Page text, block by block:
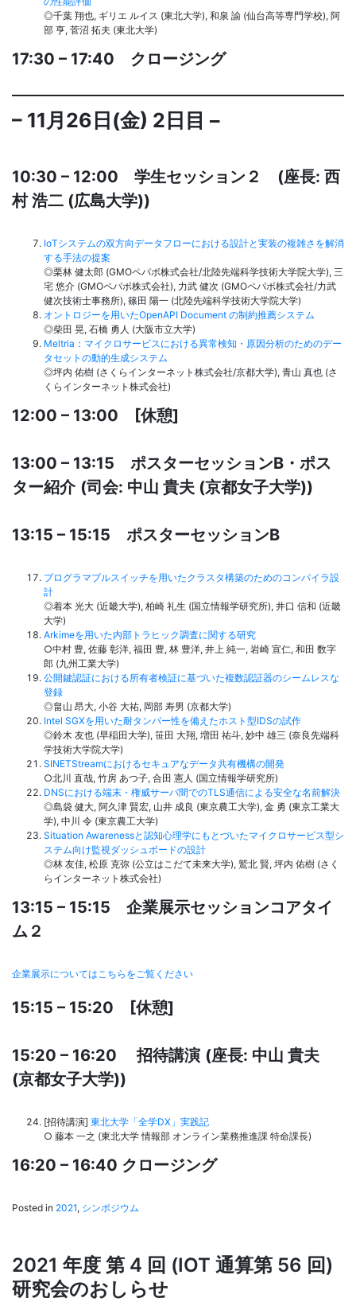
◎千葉 翔也, ギリエ ルイス (東北大学), 和泉 諭 (仙台高等専門学校), 阿
部 亨, 菅沼 拓夫 (東北大学)
17:30 – 17:40 クロージング
– 11月26日(金) 2日目 –
10:30 – 12:00 学生セッション２ (座長: 西
村 浩二 (広島大学))
IoTシステムの双方向データフローにおける設計と実装の複雑さを解消
する手法の提案
◎栗林 健太郎 (GMOペパボ株式会社/北陸先端科学技術大学院大学), 三
宅 悠介 (GMOペパボ株式会社), 力武 健次 (GMOペパボ株式会社/力武
健次技術士事務所), 篠田 陽一 (北陸先端科学技術大学院大学)
オントロジーを用いたOpenAPI Document の制約推薦システム
◎柴田 晃, 石橋 勇人 (大阪市立大学)
Meltria：マイクロサービスにおける異常検知・原因分析のためのデー
タセットの動的生成システム
◎坪内 佑樹 (さくらインターネット株式会社/京都大学), 青山 真也 (さ
くらインターネット株式会社)
12:00 – 13:00 [休憩]
13:00 – 13:15 ポスターセッションB・ポス
ター紹介 (司会: 中山 貴夫 (京都女子大学))
13:15 – 15:15 ポスターセッションB
プログラマブルスイッチを用いたクラスタ構築のためのコンパイラ設
計
◎着本 光大 (近畿大学), 柏崎 礼生 (国立情報学研究所), 井口 信和 (近畿
大学)
Arkimeを用いた内部トラヒック調査に関する研究
○中村 豊, 佐藤 彰洋, 福田 豊, 林 豊洋, 井上 純一, 岩崎 宣仁, 和田 数字
郎 (九州工業大学)
公開鍵認証における所有者検証に基づいた複数認証器のシームレスな
登録
◎畠山 昂大, 小谷 大祐, 岡部 寿男 (京都大学)
Intel SGXを用いた耐タンパー性を備えたホスト型IDSの試作
◎鈴木 友也 (早稲田大学), 笹田 大翔, 増田 祐斗, 妙中 雄三 (奈良先端科
学技術大学院大学)
SINETStreamにおけるセキュアなデータ共有機構の開発
○北川 直哉, 竹房 あつ子, 合田 憲人 (国立情報学研究所)
DNSにおける端末・権威サーバ間でのTLS通信による安全な名前解決
◎島袋 健大, 阿久津 賢宏, 山井 成良 (東京農工大学), 金 勇 (東京工業大
学), 中川 令 (東京農工大学)
Situation Awarenessと認知心理学にもとづいたマイクロサービス型シ
ステム向け監視ダッシュボードの設計
◎林 友佳, 松原 克弥 (公立はこだて未来大学), 鷲北 賢, 坪内 佑樹 (さく
らインターネット株式会社)
13:15 – 15:15 企業展示セッションコアタイ
ム２
企業展示についてはこちらをご覧ください
15:15 – 15:20 [休憩]
15:20 – 16:20 招待講演 (座長: 中山 貴夫
(京都女子大学))
[招待講演] 東北大学「全学DX」実践記
○ 藤本 一之 (東北大学 情報部 オンライン業務推進課 特命課長)
16:20 – 16:40 クロージング
Posted in 2021, シンポジウム
2021 年度 第 4 回 (IOT 通算第 56 回)
研究会のおしらせ